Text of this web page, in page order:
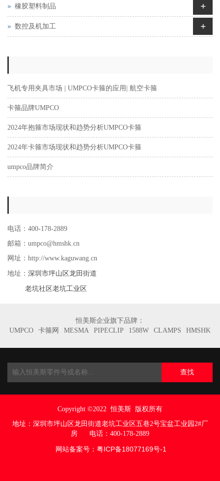
橡胶塑料制品 +
数控及机加工 +
飞机专用夹具市场 | UMPCO卡箍的应用| 航空卡箍
卡箍品牌UMPCO
2024年抱箍市场现状和趋势分析UMPCO卡箍
2024年卡箍市场现状和趋势分析UMPCO卡箍
umpco品牌简介
电话：400-178-2889
邮箱：umpco@hmshk.cn
网址：http://www.kaguwang.cn
地址： 深圳市坪山区龙田街道
老坑社区老坑工业区
恒美斯企业旗下品牌：
UMPCO
卡箍网 MESMA PIPECLIP 1588W CLAMPS HMSHK
查找
Copyright ©2022 恒美斯 版权所有
地址： 深圳市坪山区龙田街道老坑工业区五巷2号宝盆工业园2#厂
房 电话：400-178-2889
网站备案号： 粤ICP备18077169号-1